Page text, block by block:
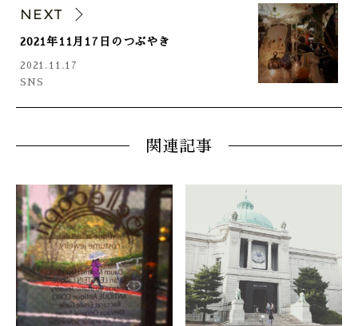
NEXT
2021年11月17日のつぶやき
2021.11.17
SNS
関連記事